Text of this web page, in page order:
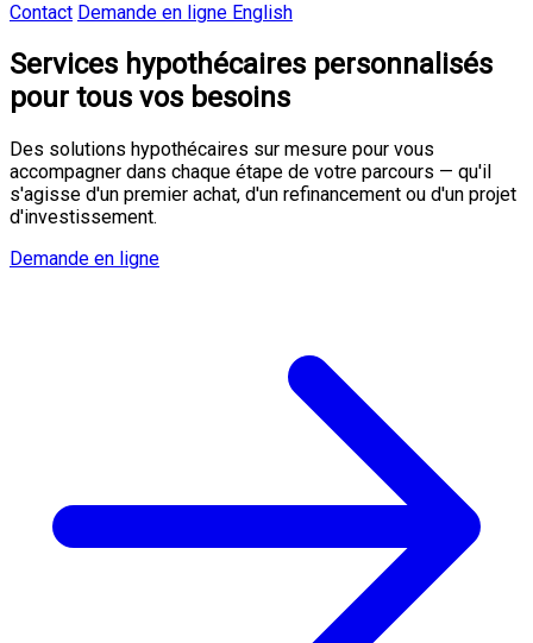
Contact Demande en ligne English
Services hypothécaires personnalisés
pour tous vos besoins
Des solutions hypothécaires sur mesure pour vous
accompagner dans chaque étape de votre parcours — qu'il
s'agisse d'un premier achat, d'un refinancement ou d'un projet
d'investissement.
Demande en ligne